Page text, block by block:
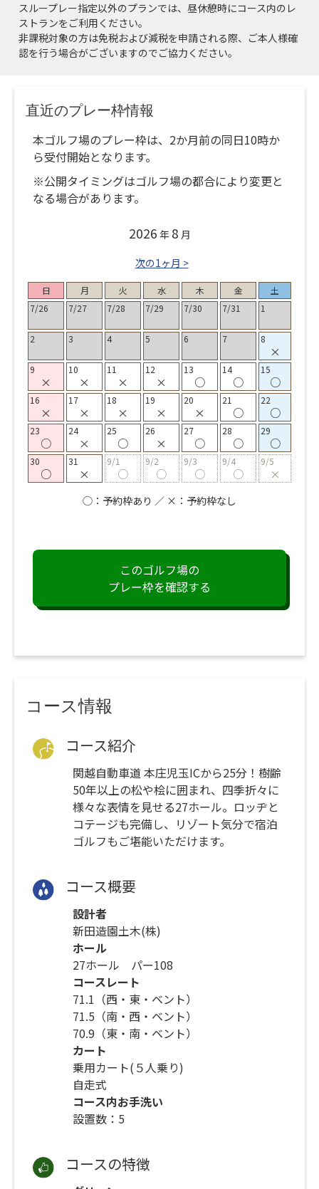
スループレー指定以外のプランでは、昼休憩時にコース内のレ
ストランをご利用ください。
非課税対象の方は免税および減税を申請される際、ご本人様確
認を行う場合がございますのでご協力ください。
直近のプレー枠情報
本ゴルフ場のプレー枠は、2か月前の同日10時か
ら受付開始となります。
※公開タイミングはゴルフ場の都合により変更と
なる場合があります。
2026 年 8 月
次の1ヶ月 >
日 月 火 水 木 金
土
7/26
7/27 7/28 7/29 7/30 7/31 1
2 3 4 5 6 7 8
×
9
×
10
×
11
×
12
×
13
○
14
○
15
○
16
×
17
×
18
×
19
×
20
×
21
○
22
○
23
○
24
×
25
○
26
×
27
○
28
○
29
○
30
○
31
×
9/1
○
9/2
○
9/3
○
9/4
○
9/5
×
◯：予約枠あり ／ ×：予約枠なし
このゴルフ場の
プレー枠を確認する
コース情報
コース紹介
関越自動車道 本庄児玉ICから25分！樹齢
50年以上の松や桧に囲まれ、四季折々に
様々な表情を見せる27ホール。ロッヂと
コテージも完備し、リゾート気分で宿泊
ゴルフもご堪能いただけます。
コース概要
設計者
新田造園土木(株)
ホール
27ホール パー108
コースレート
71.1（西・東・ベント）
71.5（南・西・ベント）
70.9（東・南・ベント）
カート
乗用カート(５人乗り)
自走式
コース内お手洗い
設置数：5
コースの特徴